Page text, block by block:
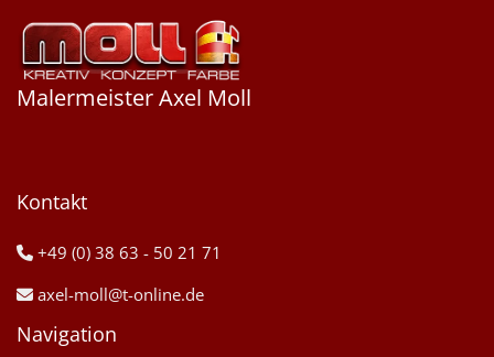
Malermeister Axel Moll
Kontakt
 +49 (0) 38 63 - 50 21 71
 axel-moll@t-online.de
Navigation